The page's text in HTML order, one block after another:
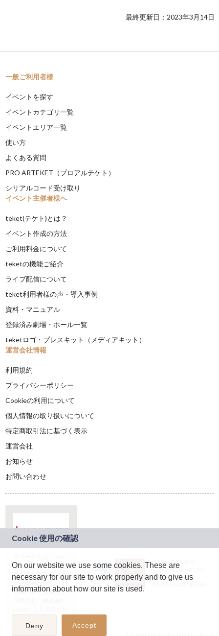
最終更新日：2023年3月14日
一般ご利用者様
イベントを探す
イベントカテゴリ一覧
イベントエリア一覧
使い方
よくある質問
PRO ARTEKET（プロアルテケト）
シリアルコード受け取り
イベント主催者様へ
teket(テケト)とは？
イベント作成の方法
ご利用料金について
teketの機能ご紹介
ライブ配信について
teket利用者様の声・導入事例
資料・マニュアル
登録済み劇場・ホール一覧
teketロゴ・プレスキット（メディアキット）
運営会社情報
利用規約
プライバシーポリシー
Cookieの利用について
個人情報の取り扱いについて
特定商取引法に基づく表示
運営会社
お知らせ
お問い合わせ
ドコモグループの新
規事業創出プログラ
ム「docomo
STARTUP」を通じて
JASRAC許諾番号：
9024936001Y45037
JASRAC許諾番号：
On our website we use some cookies. These are
necessary for our site to work properly and to give us
information about how our site is used.
Deny Accept